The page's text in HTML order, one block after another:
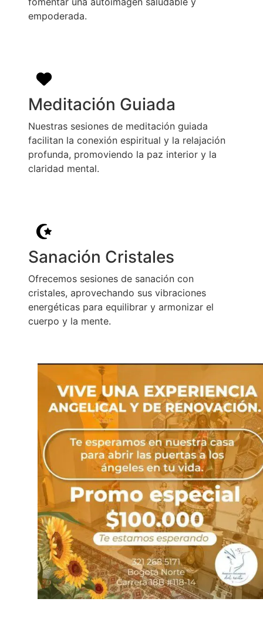
empoderada.
Meditación Guiada
Nuestras sesiones de meditación guiada
facilitan la conexión espiritual y la relajación
profunda, promoviendo la paz interior y la
claridad mental.
Sanación Cristales
Ofrecemos sesiones de sanación con
cristales, aprovechando sus vibraciones
energéticas para equilibrar y armonizar el
cuerpo y la mente.